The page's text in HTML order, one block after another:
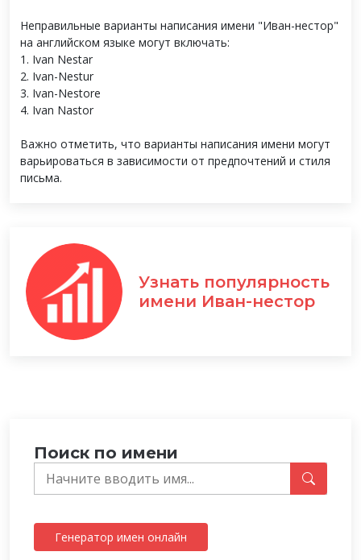
Неправильные варианты написания имени "Иван-нестор"
на английском языке могут включать:
1. Ivan Nestar
2. Ivan-Nestur
3. Ivan-Nestore
4. Ivan Nastor
Важно отметить, что варианты написания имени могут
варьироваться в зависимости от предпочтений и стиля
письма.
Узнать популярность
имени Иван-нестор
Поиск по имени
Генератор имен онлайн